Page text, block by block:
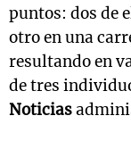
puntos: dos de
otro en una
resultando en
de tres
Noticias